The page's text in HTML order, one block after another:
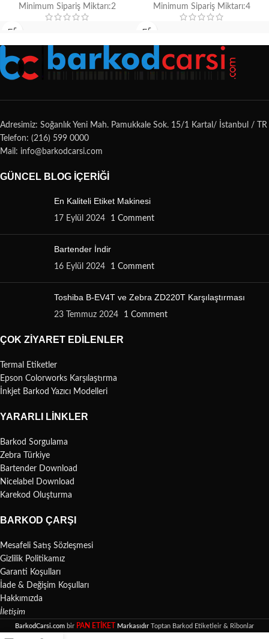
Minimum Sipariş Miktarı:2 Minimum Sipariş Miktarı:4
Adresimiz: Soğanlık Yeni Mah. Pamukkale Sok. 15/1 Kartal/ İstanbul / TR
Telefon: (216) 599 0000
Mail: info@barkodcarsi.com
GÜNCEL BLOG İÇERIĞI
En Kaliteli Etiket Makinesi
17 Eylül 2024 1 Comment
Bartender İndir
16 Eylül 2024 1 Comment
Toshiba B-EV4T ve Zebra ZD220T Karşılaştırması
23 Temmuz 2024 1 Comment
ÇOK ZIYARET EDILENLER
Termal Etiketler
Epson Colorworks Karşılaştırma
İnkjet Barkod Yazıcı Modelleri
YARARLI LINKLER
Barkod Sorgulama
Zebra Türkiye
Bartender Download
Nicelabel Download
Karekod Oluşturma
BARKOD ÇARŞI
Mesafeli Satış Sözleşmesi
Gizlilik Politikamız
Garanti Koşulları
İade & Değişim Koşulları
Hakkımızda
İletişim
BarkodCarsi.com bir PAN ETİKET Markasıdır Toptan Barkod Etiketleir & Ribonlar